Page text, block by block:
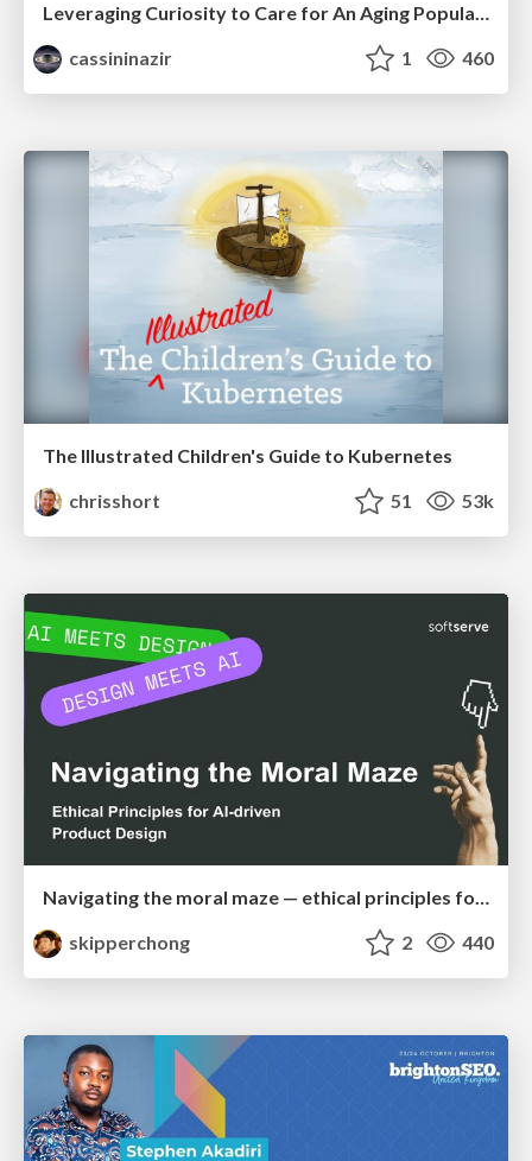
Leveraging Curiosity to Care for An Aging Population
cassininazir
1 460
The Illustrated Children's Guide to Kubernetes
chrisshort
51 53k
Navigating the moral maze — ethical principles for Al-driven product design
skipperchong
2 440